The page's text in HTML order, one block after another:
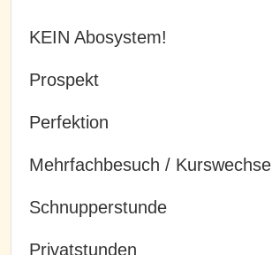
KEIN Abosystem!
Prospekt
Perfektion
Mehrfachbesuch / Kurswechsel
Schnupperstunde
Privatstunden